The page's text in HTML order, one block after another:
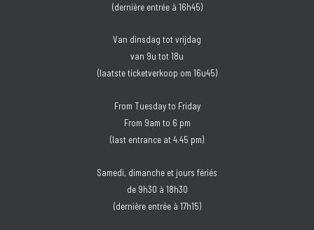
(dernière entrée à 16h45)
Van dinsdag tot vrijdag
van 9u tot 18u
(laatste ticketverkoop om 16u45)
From Tuesday to Friday
From 9am to 6 pm
(last entrance at 4.45 pm)
Samedi, dimanche et jours fériés
de 9h30 à 18h30
(dernière entrée à 17h15)